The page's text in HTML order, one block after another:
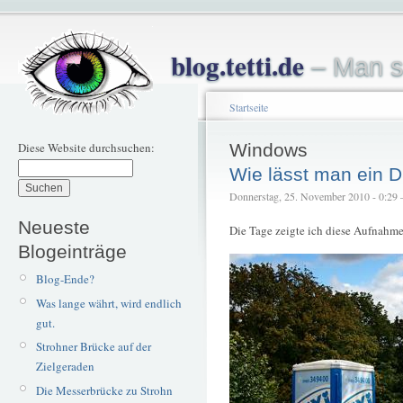
blog.tetti.de– Man
Diese Website durchsuchen:
Neueste
Blogeinträge
Blog-Ende?
Was lange währt, wird endlich
gut.
Strohner Brücke auf der
Zielgeraden
Die Messerbrücke zu Strohn
Startseite
Windows
Wie lässt man ein
Donnerstag, 25. November 2010 - 0:29
Die Tage zeigte ich diese